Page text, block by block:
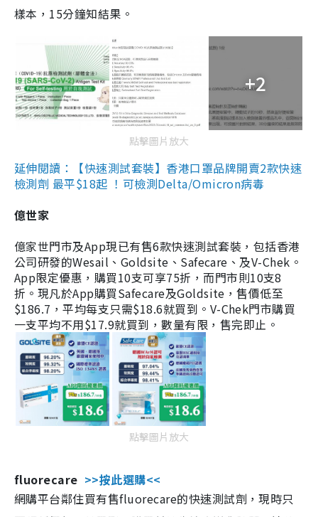
樣本，15分鐘知結果。
+2
點擊圖片放大
延伸閱讀：【快速測試套裝】香港口罩品牌開賣2款快速
檢測劑 最平$18起 ！可檢測Delta/Omicron病毒
億世家
億家世門市及App現已有售6款快速測試套裝，包括香港
公司研發的Wesail、Goldsite、Safecare、及V-Chek。
App限定優惠，購買10支可享75折，而門市則10支8
折。現凡於App購買Safecare及Goldsite，售價低至
$186.7，平均每支只需$18.6就買到。V-Chek門市購買
一支平均不用$17.9就買到，數量有限，售完即止。
點擊圖片放大
fluorecare >>按此選購<<
網購平台鄰住買有售fluorecare的快速測試劑，現時只